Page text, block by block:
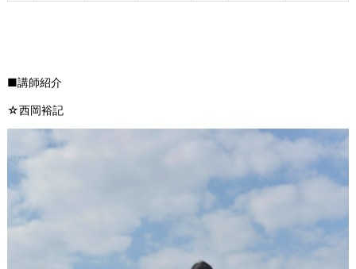
■講師紹介
☆西岡裕記